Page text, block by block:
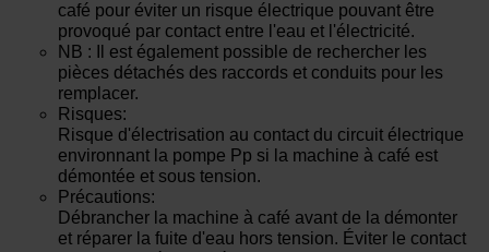
café pour éviter un risque électrique pouvant être
provoqué par contact entre l'eau et l'électricité.
NB : Il est également possible de rechercher les
pièces détachés des raccords et conduits pour les
remplacer.
Risques:
Risque d'électrisation au contact du circuit électrique
environnant la pompe Pp si la machine à café est
démontée et sous tension.
Précautions:
Débrancher la machine à café avant de la démonter
et réparer la fuite d'eau hors tension. Éviter le contact